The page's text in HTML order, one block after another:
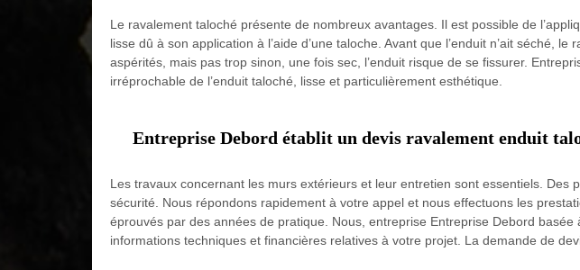
Le ravalement taloché présente de nombreux avantages. Il est possible de
lisse dû à son application à l’aide d’une taloche. Avant que l’enduit n’ait séché,
aspérités, mais pas trop sinon, une fois sec, l’enduit risque de se fissurer.
irréprochable de l’enduit taloché, lisse et particulièrement esthétique.
Entreprise Debord établit un devis ravalement enduit
Les travaux concernant les murs extérieurs et leur entretien sont essentiels.
sécurité. Nous répondons rapidement à votre appel et nous effectuons les
éprouvés par des années de pratique. Nous, entreprise Entreprise Debord
informations techniques et financières relatives à votre projet. La demande de